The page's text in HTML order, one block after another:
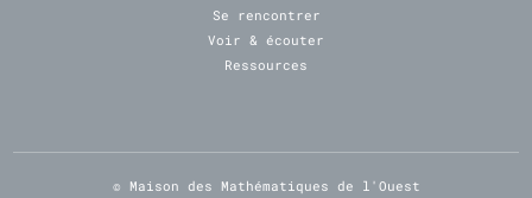
Se rencontrer
Voir & écouter
Ressources
© Maison des Mathématiques de l'Ouest